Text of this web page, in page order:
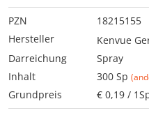
PZN
18215155
Hersteller
Kenvue
Darreichung
Spray
Inhalt
300 Sp
Grundpreis € 0,19 /